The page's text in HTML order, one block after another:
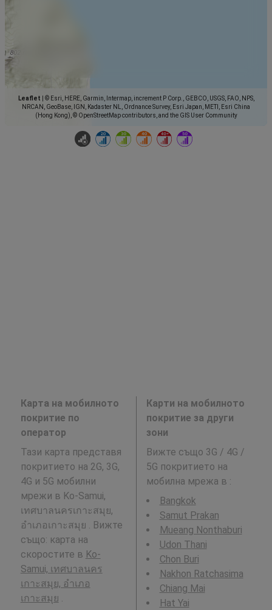
Leaflet
© Esri, HERE, Garmin, Intermap, increment P Corp., GEBCO, USGS, FAO, NPS,
NRCAN, GeoBase, IGN, Kadaster NL, Ordnance Survey, Esri Japan, METI, Esri China
(Hong Kong), © OpenStreetMap contributors, and the GIS User Community
Карта на мобилното
покритие по
оператор
Тази карта представя
покритието на 2G, 3G,
4G и 5G мобилни
мрежи в Ko-Samui,
เทศบาลนครเกาะสมุย,
อำเภอเกาะสมุย . Вижте
също: карта на
скоростите в Ko-
Samui, เทศบาลนคร
เกาะสมุย, อำเภอ
เกาะสมุย .
Карти на мобилното
покритие за други
зони
Вижте също 3G / 4G /
5G покритието на
мобилна мрежа в :
Bangkok
Samut Prakan
Mueang Nonthaburi
Udon Thani
Chon Buri
Nakhon Ratchasima
Chiang Mai
Hat Yai